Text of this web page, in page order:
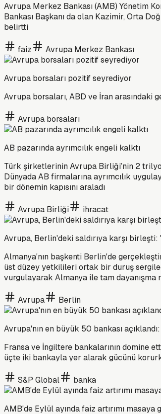
Avrupa Merkez Bankası (AMB) Yönetim
Bankası Başkanı da olan Kazimir, Orta
belirtti
faiz Avrupa Merkez Bankası
Avrupa borsaları pozitif seyrediyor
Avrupa borsaları, ABD ve İran arasındaki
Avrupa borsaları
AB pazarında ayrımcılık engeli kalktı
Türk şirketlerinin Avrupa Birliği’nin 2
Dünyada AB firmalarına ayrımcılık
bir dönemin kapısını araladı
Avrupa Birliği ihracat
Avrupa, Berlin'deki saldırıya karşı
Almanya'nın başkenti Berlin'de
üst düzey yetkilileri ortak bir duruş
vurgulayarak Almanya ile tam dayanışma
Avrupa Berlin
Avrupa'nın en büyük 50 bankası
Fransa ve İngiltere bankalarının domine
üçte iki bankayla yer alarak gücünü
S&P Global banka
AMB'de Eylül ayında faiz artırımı masaya